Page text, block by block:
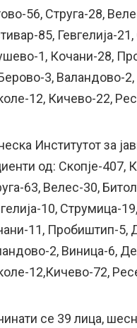
56, Струга-28,
85, Гевгелија-
1, Кочани-28,
3, Валандово-
12, Кичево-22,
Институтот за
од: Скопје-407,
63, Велес-30,
10, Струмица-
11, Пробиштип-5,
2, Виница-6,
12,Кичево-72,
се 39 лица,